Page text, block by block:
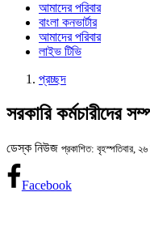
আমাদের পরিবার
বাংলা কনভার্টার
আমাদের পরিবার
লাইভ টিভি
প্রচ্ছদ
সরকারি কর্মচারীদের
ডেস্ক নিউজ প্রকাশিত: বৃহস্পতিবার,
Facebook